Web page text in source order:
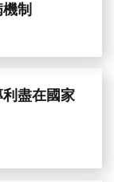
制
盡在國家